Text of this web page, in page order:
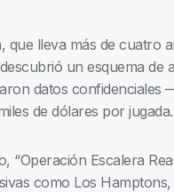
que lleva más de cuatro
descubrió un esquema
datos
de dólares por jugada.
“Operación Escalera
como Los